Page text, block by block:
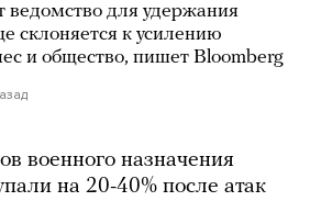
ведомство для удержания
склоняется к усилению
и общество, пишет Bloomberg
военного назначения
на 20-40% после атак